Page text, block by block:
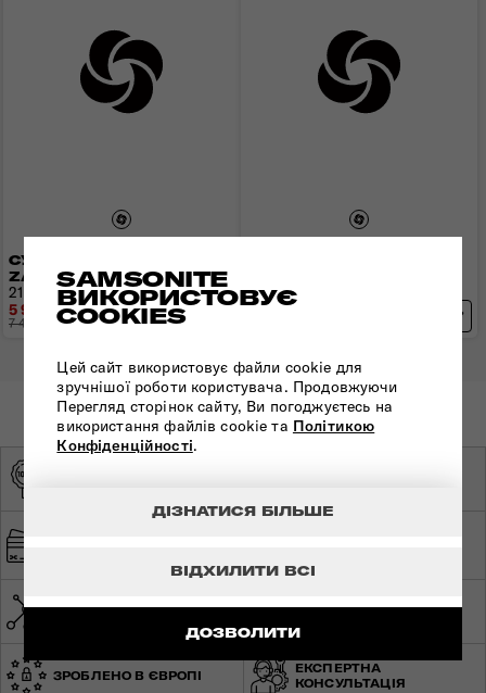
SAMSONITE
ВИКОРИСТОВУЄ
COOKIES
Цей сайт використовує файли cookie для
зручнішої роботи користувача. Продовжуючи
Перегляд сторінок сайту, Ви погоджуєтесь на
використання файлів cookie та Політикою
Конфіденційності.
ДОЗВОЛИТИ
ВІДХИЛИТИ ВСІ
ДІЗНАТИСЯ БІЛЬШЕ
СУМКА КРОС-БОДІ
ZALIA 3.0
21x13,5x7,5 см | 0,3 кг | 2,5 л
5 960 грн
7 450 грн - 1 490 грн
32х19х9 см | 0,3 кг
6 632 грн
МЕРЕЖА МАГАЗИНІВ ПО
СВІТОВА ГАРАНТІЯ
ЗРОБЛЕНО В ЄВРОПІ
ЕКСПЕРТНА
КОНСУЛЬТАЦІЯ